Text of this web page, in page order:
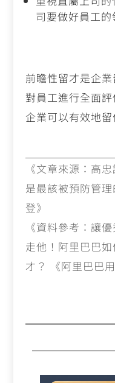
司要做好員工的
前瞻性留才是企
對員工進行全面
企業可以有效地
《文章來源：高
是最該被預防管
登》
《資料參考：讓
走他！阿里巴巴
才？ 《阿里巴巴